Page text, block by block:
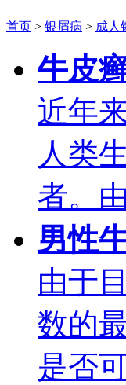
首页 > 银屑病 > 成人
牛皮
近年
人类
者。
男性
由于
数的
是否